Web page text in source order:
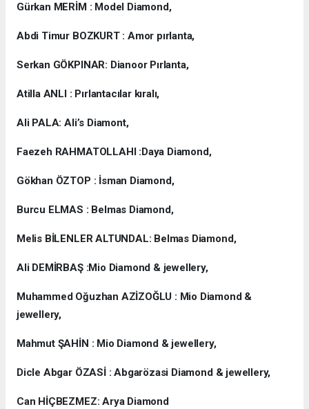
Gürkan MERİM : Model Diamond,
Abdi Timur BOZKURT : Amor pırlanta,
Serkan GÖKPINAR: Dianoor Pırlanta,
Atilla ANLI : Pırlantacılar kıralı,
Ali PALA: Ali’s Diamont,
Faezeh RAHMATOLLAHI :Daya Diamond,
Gökhan ÖZTOP : İsman Diamond,
Burcu ELMAS : Belmas Diamond,
Melis BİLENLER ALTUNDAL: Belmas Diamond,
Ali DEMİRBAŞ :Mio Diamond & jewellery,
Muhammed Oğuzhan AZİZOĞLU : Mio Diamond &
jewellery,
Mahmut ŞAHİN : Mio Diamond & jewellery,
Dicle Abgar ÖZASİ : Abgarözasi Diamond & jewellery,
Can HİÇBEZMEZ: Arya Diamond